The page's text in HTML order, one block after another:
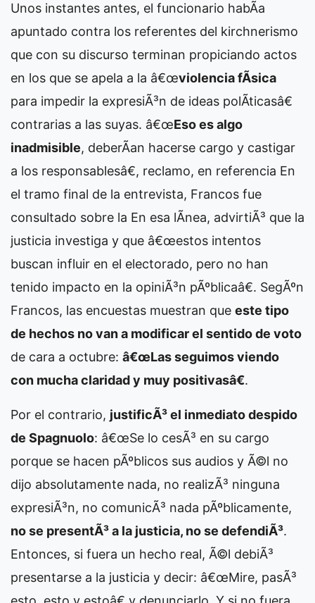
Unos instantes antes, el funcionario habÃ­a
apuntado contra los referentes del kirchnerismo
que con su discurso terminan propiciando actos
en los que se apela a la â€œviolencia fÃ­sica
para impedir la expresiÃ³n de ideas polÃ­ticasâ€
contrarias a las suyas. â€œEso es algo
inadmisible, deberÃ­an hacerse cargo y castigar
a los responsablesâ€, reclamo, en referencia En
el tramo final de la entrevista, Francos fue
consultado sobre la En esa lÃ­nea, advirtiÃ³ que la
justicia investiga y que â€œestos intentos
buscan influir en el electorado, pero no han
tenido impacto en la opiniÃ³n pÃºblicaâ€. SegÃºn
Francos, las encuestas muestran que este tipo
de hechos no van a modificar el sentido de voto
de cara a octubre: â€œLas seguimos viendo
con mucha claridad y muy positivasâ€.
Por el contrario, justificÃ³ el inmediato despido
de Spagnuolo: â€œSe lo cesÃ³ en su cargo
porque se hacen pÃºblicos sus audios y Ã©l no
dijo absolutamente nada, no realizÃ³ ninguna
expresiÃ³n, no comunicÃ³ nada pÃºblicamente,
no se presentÃ³ a la justicia, no se defendiÃ³.
Entonces, si fuera un hecho real, Ã©l debiÃ³
presentarse a la justicia y decir: â€œMire, pasÃ³